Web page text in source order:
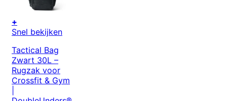
+
Snel bekijken
Tactical Bag
Zwart 30L –
Rugzak voor
Crossfit & Gym